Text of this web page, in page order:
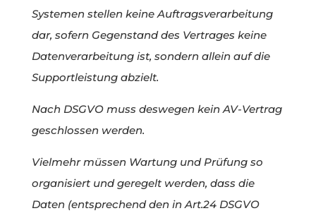
Systemen stellen keine Auftragsverarbeitung
dar, sofern Gegenstand des Vertrages keine
Datenverarbeitung ist, sondern allein auf die
Supportleistung abzielt.
Nach DSGVO muss deswegen kein AV-Vertrag
geschlossen werden.
Vielmehr müssen Wartung und Prüfung so
organisiert und geregelt werden, dass die
Daten (entsprechend den in Art.24 DSGVO